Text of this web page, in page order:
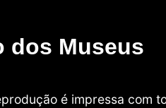
dos Museus
é impressa com